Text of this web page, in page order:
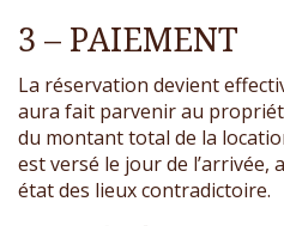
3 – PAIEMENT
La réservation devient
aura fait parvenir au
du montant total de la
est versé le jour de l’arrivée,
état des lieux contradictoire.